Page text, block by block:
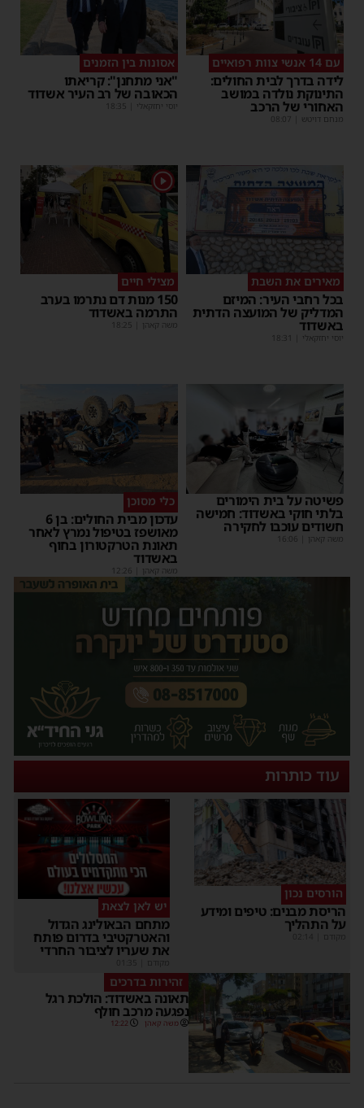
עם 14 אנשי צוות רפואיים
לידה בדרך לבית החולים:
התינוקת נולדה במושב
האחורי של הרכב
מנחם דויטש 08:07
אסונות בין הזמנים
"אני מתחנן": קריאתו
הכאובה של רב העיר אשדוד
יוסי יחזקאלי 18:35
מאירים את השבת
בכל רחבי העיר: המיזם
המדליק של המועצה הדתית
באשדוד
יוסי יחזקאלי 18:31
1
מצילי חיים
150 מנות דם נתרמו בערב
התרמה באשדוד
משה קאהן 18:25
פשיטה על בית הימורים
בלתי חוקי באשדוד: חמישה
חשודים עוכבו לחקירה
משה קאהן 16:06
כלי מסוכן
עדכון מבית החולים: בן 6
מאושפז בטיפול נמרץ לאחר
תאונת הטרקטורון בחוף
באשדוד
משה קאהן 12:26
עוד כותרות
הורסים נכון
הריסת מבנים: טיפים ומידע
על התהליך
מקודם
יש לאן לצאת
מתחם הבאולינג הגדול
והאטרקטיבי בדרום פותח
את שעריו לציבור החרדי
מקודם
זהירות בדרכים
תאונה באשדוד: הולכת רגל
נפגעה מרכב חולף
משה קאהן 12:22